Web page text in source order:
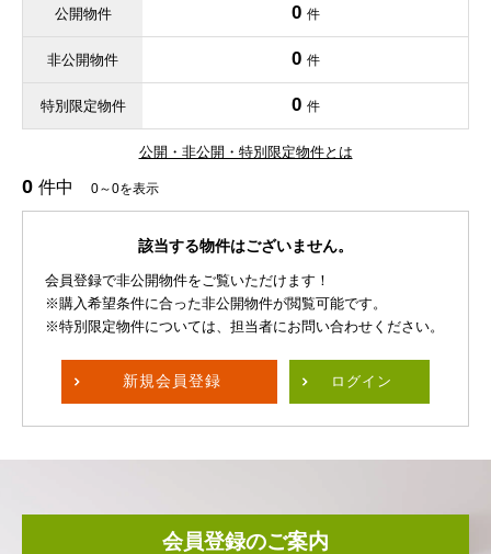
公開物件 0 件
非公開物件 0 件
特別限定物件 0 件
公開・非公開・特別限定物件とは
0 件中 0～0を表示
該当する物件はございません。
会員登録で非公開物件をご覧いただけます！
※購入希望条件に合った非公開物件が閲覧可能です。
※特別限定物件については、担当者にお問い合わせください。
新規会員登録 ログイン
会員登録のご案内